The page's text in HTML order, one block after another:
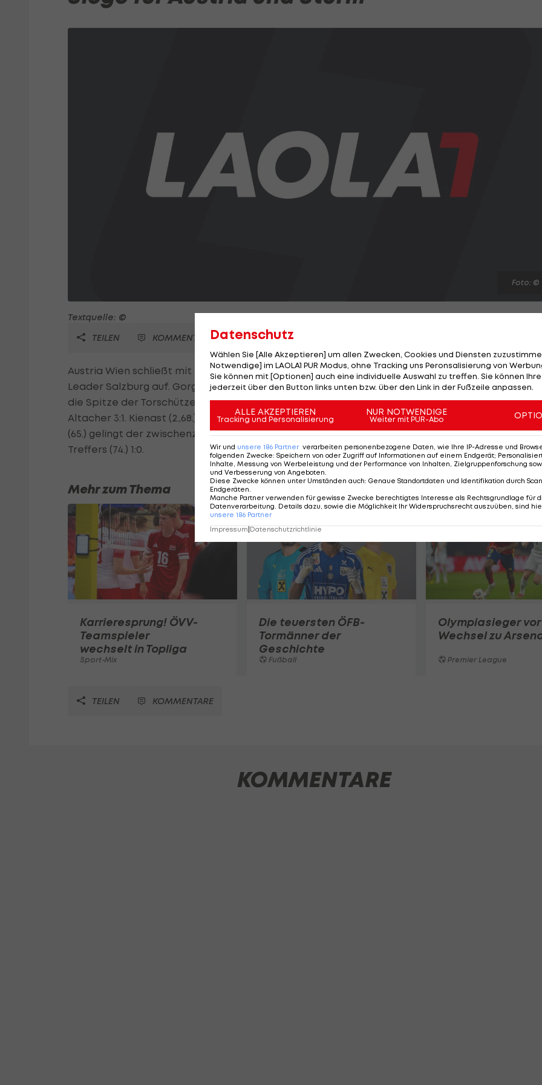
Foto: ©
Textquelle: ©
TEILEN
KOMMENTARE
Austria Wien schließt mit einem 2:1-Sieg gegen Grödig in der 12. Bundesliga-Runde wieder zu
Leader Salzburg auf. Gorgon (20.,43.) setzt sich mit seinen Saisontoren acht und neun wieder an
die Spitze der Torschützenliste, Djuric (77.) verkürzt nur noch. Sturm Graz besiegt desolate
Altacher 3:1. Kienast (2.,68.) tifft doppelt, Madl (11.) verwandelt einen Freistoß sehenswert. Aigner
(65.) gelingt der zwischenzeitliche Anschluss. Mattersburg gewinnt in Ried dank eines Perlak-
Treffers (74.) 1:0.
Mehr zum Thema
Karrieresprung! ÖVV-
Teamspieler
wechselt in Topliga
Sport-Mix
Die teuersten ÖFB-
Tormänner der
Geschichte
Fußball
Olympiasieger vor
Wechsel zu
Premier League
TEILEN KOMMENTARE
KOMMENTARE
Datenschutz
Wählen Sie [Alle Akzeptieren] um allen Zwecken, Cookies und Diensten
Notwendige] im LAOLA1 PUR Modus, ohne Tracking uns Peronsalisierung von
Sie können mit [Optionen] auch eine individuelle Auswahl zu treffen. Sie können
jederzeit über den Button links unten bzw. über den Link in der Fußzeile anpassen.
ALLE AKZEPTIEREN
Tracking und Personalisierung
NUR NOTWENDIGE
Weiter mit PUR-Abo
Wir und unsere 186 Partner verarbeiten personenbezogene Daten, wie Ihre IP-Adresse und
folgenden Zwecke: Speichern von oder Zugriff auf Informationen auf einem Endgerät;
Inhalte, Messung von Werbeleistung und der Performance von Inhalten, Zielgruppenforschung
und Verbesserung von Angeboten
Diese Zwecke können unter Umständen auch: Genaue Standortdaten und Identifikation durch
Endgeräten
Manche Partner verwenden für gewisse Zwecke berechtigtes Interesse als Rechtsgrundlage für
Datenverarbeitung. Details dazu, sowie die Möglichkeit Ihr Widerspruchsrecht auszuüben, sind
unsere 186 Partner
Impressum|Datenschutzrichtlinie